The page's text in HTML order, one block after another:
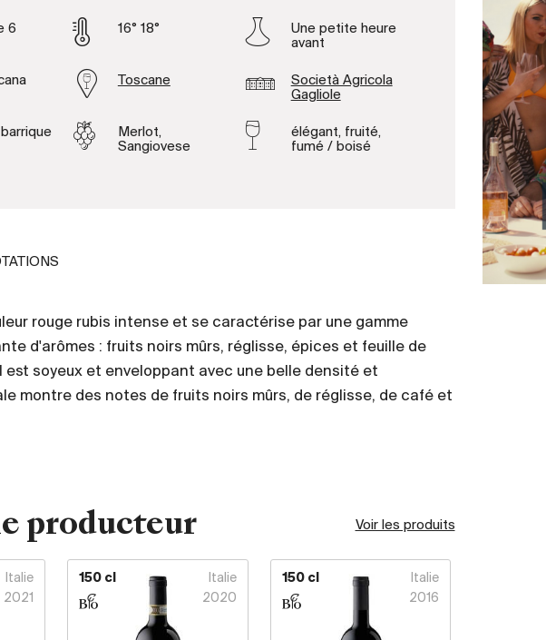
6 16° 18°
Une petite heure
avant
Toscane
Società Agricola
Gagliole
Merlot,
Sangiovese
élégant, fruité,
fumé / boisé
rouge rubis intense et se caractérise par une gamme
d'arômes : fruits noirs mûrs, réglisse, épices et feuille de
est soyeux et enveloppant avec une belle densité et
montre des notes de fruits noirs mûrs, de réglisse, de café et
producteur Voir les produits
Italie
2021
150 cl
Italie
2020
150 cl
Italie
2016